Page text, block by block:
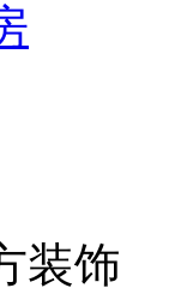
装饰